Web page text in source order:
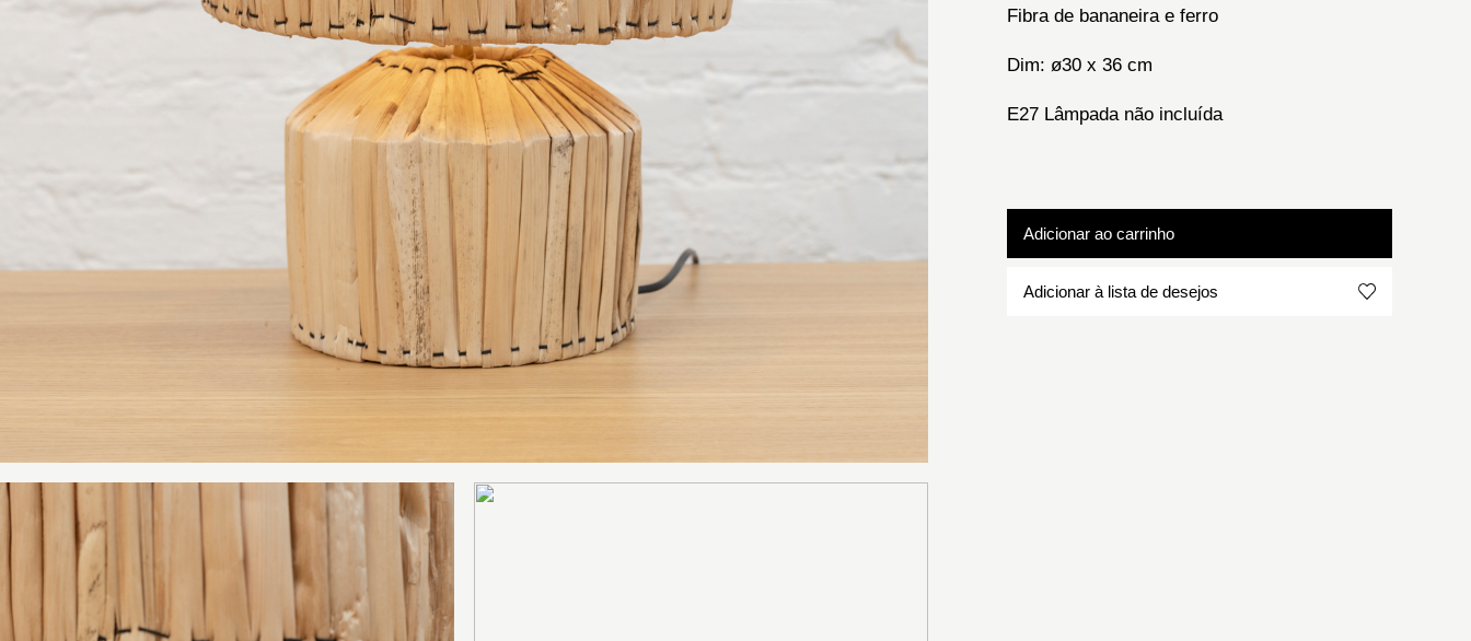
Fibra de bananeira e ferro
Dim: ø30 x 36 cm
E27 Lâmpada não incluída
Adicionar ao carrinho
Adicionar à lista de desejos